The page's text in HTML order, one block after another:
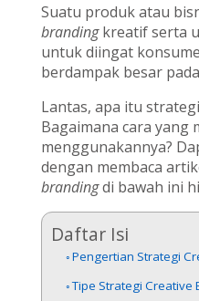
Suatu produk atau
brandingkreatif serta
untuk diingat
berdampak besar
Lantas, apa itu strategi
Bagaimana cara yang
menggunakannya?
dengan membaca
brandingdi bawah ini
Daftar Isi
Pengertian Strategi
Tipe Strategi Creative